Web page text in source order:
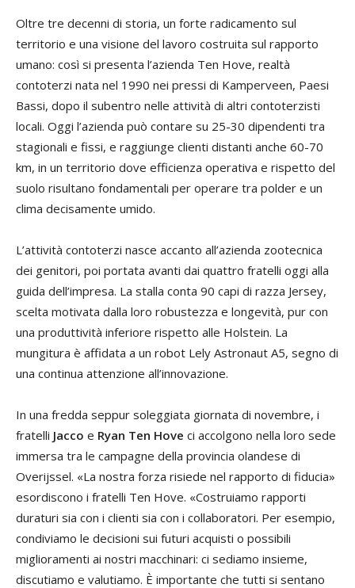
Oltre tre decenni di storia, un forte radicamento sul
territorio e una visione del lavoro costruita sul rapporto
umano: così si presenta l’azienda Ten Hove, realtà
contoterzi nata nel 1990 nei pressi di Kamperveen, Paesi
Bassi, dopo il subentro nelle attività di altri contoterzisti
locali. Oggi l’azienda può contare su 25-30 dipendenti tra
stagionali e fissi, e raggiunge clienti distanti anche 60-70
km, in un territorio dove efficienza operativa e rispetto del
suolo risultano fondamentali per operare tra polder e un
clima decisamente umido.
L’attività contoterzi nasce accanto all’azienda zootecnica
dei genitori, poi portata avanti dai quattro fratelli oggi alla
guida dell’impresa. La stalla conta 90 capi di razza Jersey,
scelta motivata dalla loro robustezza e longevità, pur con
una produttività inferiore rispetto alle Holstein. La
mungitura è affidata a un robot Lely Astronaut A5, segno di
una continua attenzione all’innovazione.
In una fredda seppur soleggiata giornata di novembre, i
fratelli Jacco e Ryan Ten Hove ci accolgono nella loro sede
immersa tra le campagne della provincia olandese di
Overijssel. «La nostra forza risiede nel rapporto di fiducia»
esordiscono i fratelli Ten Hove. «Costruiamo rapporti
duraturi sia con i clienti sia con i collaboratori. Per esempio,
condiviamo le decisioni sui futuri acquisti o possibili
miglioramenti ai nostri macchinari: ci sediamo insieme,
discutiamo e valutiamo. È importante che tutti si sentano